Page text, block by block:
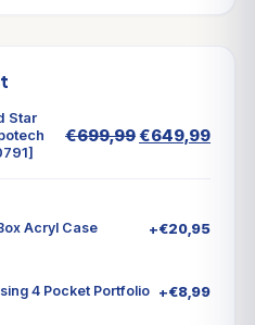
Star
€699,99€649,99
Acryl Case +€20,95
4 Pocket Portfolio +€8,99